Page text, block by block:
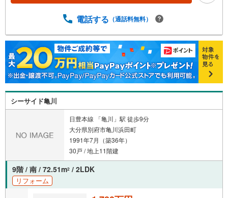
電話する （通話料無料）
シーサイド亀川
日豊本線 「亀川」駅 徒歩9分
大分県別府市亀川浜田町
1991年7月（築36年）
30戸 / 地上11階建
9階 / 南 / 72.51m2 / 2LDK
リフォーム